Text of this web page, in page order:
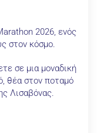
2026, ενός
στον κόσμο.
σε μια μοναδική
θέα στον ποταμό
Λισαβόνας.